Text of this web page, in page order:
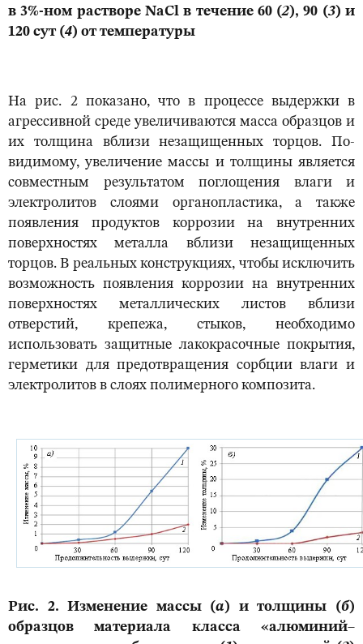
в 3%-ном растворе NaCl в течение 60 (2), 90 (3) и
120 сут (4) от температуры
На рис. 2 показано, что в процессе выдержки в
агрессивной среде увеличиваются масса образцов и
их толщина вблизи незащищенных торцов. По-
видимому, увеличение массы и толщины является
совместным результатом поглощения влаги и
электролитов слоями органопластика, а также
появления продуктов коррозии на внутренних
поверхностях металла вблизи незащищенных
торцов. В реальных конструкциях, чтобы исключить
возможность появления коррозии на внутренних
поверхностях металлических листов вблизи
отверстий, крепежа, стыков, необходимо
использовать защитные лакокрасочные покрытия,
герметики для предотвращения сорбции влаги и
электролитов в слоях полимерного композита.
Рис. 2. Изменение массы (а) и толщины (б)
образцов материала класса «алюминий–